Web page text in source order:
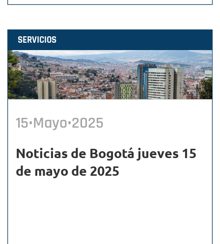
SERVICIOS
15•Mayo•2025
Noticias de Bogotá jueves 15
de mayo de 2025